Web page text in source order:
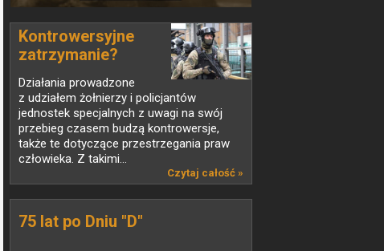
Kontrowersyjne
zatrzymanie?
Działania prowadzone
z udziałem żołnierzy i policjantów
jednostek specjalnych z uwagi na swój
przebieg czasem budzą kontrowersje,
także te dotyczące przestrzegania praw
człowieka. Z takimi...
Czytaj całość »
75 lat po Dniu "D"